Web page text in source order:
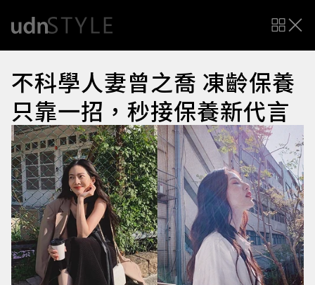
不科學人妻曾之喬 凍齡保養
只靠一招，秒接保養新代言